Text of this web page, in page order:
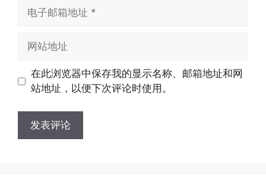
址
址
在此浏览器中保存我的显示名称、邮箱地址和网
站地址，以便下次评论时使用。